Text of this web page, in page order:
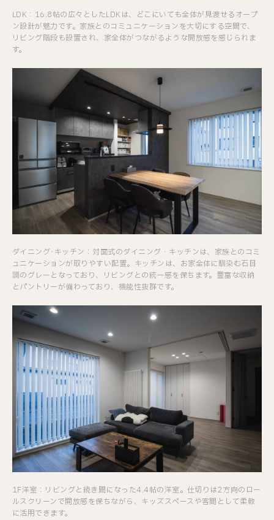
LDK：16.8帖の広々としたLDKは、どこにいても全体が見渡せるオープ
ン設計が魅力です。家族とのコミュニケーションを大切にする空間で、
リビング階段も設置され、家全体がつながるような開放感を感じられま
す。
ダイニング･キッチン：対面式のダイニング・キッチンは、家族とのコミ
ュニケーションが取りやすい配置。キッチンは、お家全体に馴染む石目
調のグレーとなっており、リビングとの統一感を保ちます。豊富な収納
とパントリーが備わっており、機能性抜群です。
1F洋室：リビングと続き間になった4.4帖の洋室。仕切りは2方向のロー
ルスクリーンで開放感を保ちながら、キッズスペースや客間として柔軟
に活用できます。